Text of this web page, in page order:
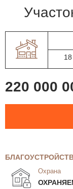
220 000
Охрана